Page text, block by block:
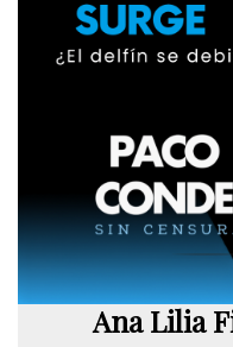
Ana Lilia